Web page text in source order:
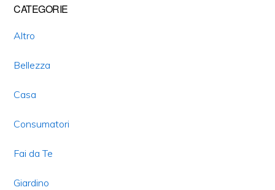
Primary
Sidebar
CATEGORIE
Altro
Bellezza
Casa
Consumatori
Fai da Te
Giardino